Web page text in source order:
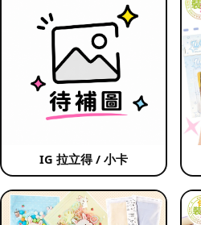
IG 拉立得 / 小卡